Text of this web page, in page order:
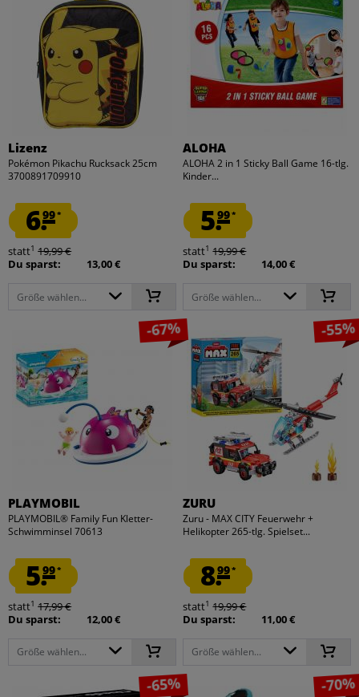
Lizenz
Pokémon Pikachu Rucksack 25cm
3700891709910
6.99*
statt1 19,99 €
Du sparst:
13,00 €
Größe wählen...
ALOHA
ALOHA 2 in 1 Sticky Ball Game 16-tlg.
Kinder...
5.99*
statt1 19,99 €
Du sparst:
14,00 €
Größe wählen...
-67%
PLAYMOBIL
PLAYMOBIL® Family Fun Kletter-
Schwimminsel 70613
5.99*
statt1 17,99 €
Du sparst:
12,00 €
Größe wählen...
-55%
ZURU
Zuru - MAX CITY Feuerwehr +
Helikopter 265-tlg. Spielset...
8.99*
statt1 19,99 €
Du sparst:
11,00 €
Größe wählen...
-65% -70%